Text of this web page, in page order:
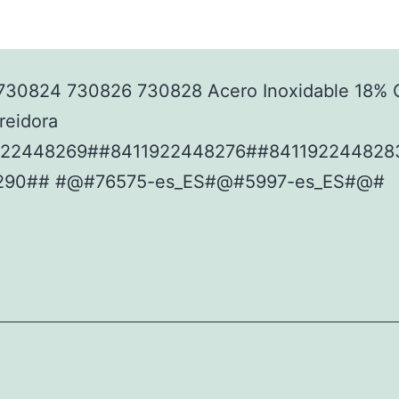
730826 730828 Acero Inoxidable 18%
#@#76575-es_ES#@#5997-es_ES#@#